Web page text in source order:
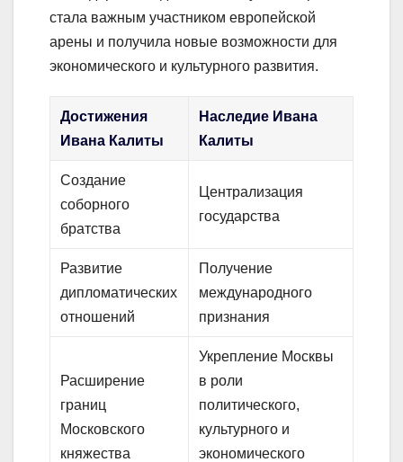
стала важным участником европейской
арены и получила новые возможности для
экономического и культурного развития.
Достижения
Ивана Калиты
Наследие Ивана
Калиты
Создание
соборного
братства
Централизация
государства
Развитие
дипломатических
отношений
Получение
международного
признания
Расширение
границ
Московского
княжества
Укрепление Москвы
в роли
политического,
культурного и
экономического